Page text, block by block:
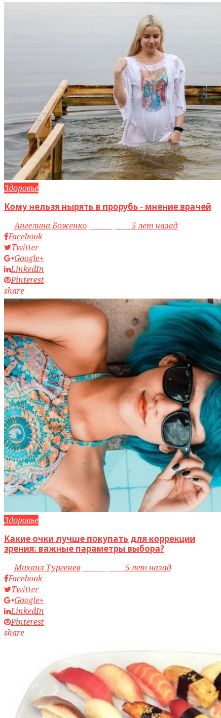
Здоровье
Кому нельзя нырять в прорубь - мнение врачей
byАнгелина Боженко
5 лет назад
Facebook
Twitter
Google+
LinkedIn
Pinterest
share
Здоровье
Какие очки лучше покупать для коррекции
зрения: важные параметры выбора?
byМихаил Тургенев
5 лет назад
Facebook
Twitter
Google+
LinkedIn
Pinterest
share